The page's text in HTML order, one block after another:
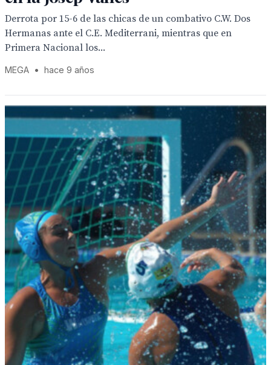
Derrota por 15-6 de las chicas de un combativo C.W. Dos
Hermanas ante el C.E. Mediterrani, mientras que en
Primera Nacional los...
MEGA • hace 9 años